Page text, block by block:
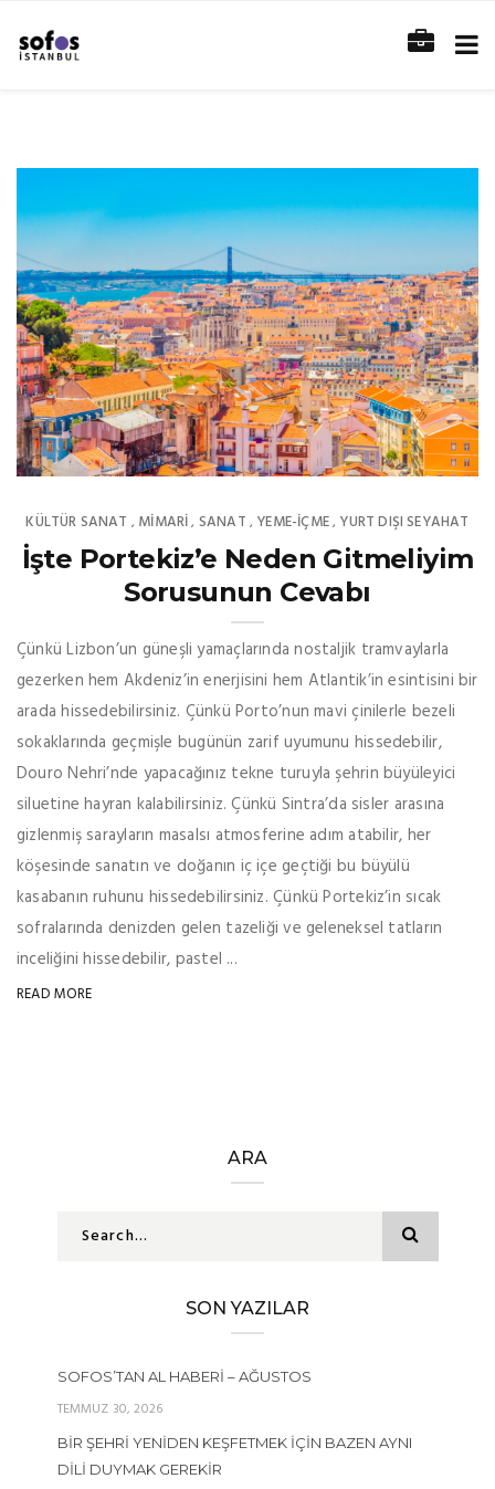
KÜLTÜR SANAT , MIMARI, SANAT , YEME-İÇME, YURT DIŞI SEYAHAT
İşte Portekiz’e Neden Gitmeliyim
Sorusunun Cevabı
Çünkü Lizbon’un güneşli yamaçlarında nostaljik tramvaylarla
gezerken hem Akdeniz’in enerjisini hem Atlantik’in esintisini bir
arada hissedebilirsiniz. Çünkü Porto’nun mavi çinilerle bezeli
sokaklarında geçmişle bugünün zarif uyumunu hissedebilir,
Douro Nehri’nde yapacağınız tekne turuyla şehrin büyüleyici
siluetine hayran kalabilirsiniz. Çünkü Sintra’da sisler arasına
gizlenmiş sarayların masalsı atmosferine adım atabilir, her
köşesinde sanatın ve doğanın iç içe geçtiği bu büyülü
kasabanın ruhunu hissedebilirsiniz. Çünkü Portekiz’in sıcak
sofralarında denizden gelen tazeliği ve geleneksel tatların
inceliğini hissedebilir, pastel ...
READ MORE
ARA
SON YAZILAR
SOFOS’TAN AL HABERI – AĞUSTOS
TEMMUZ 30, 2026
BIR ŞEHRI YENIDEN KEŞFETMEK İÇIN BAZEN AYNI
DILI DUYMAK GEREKIR